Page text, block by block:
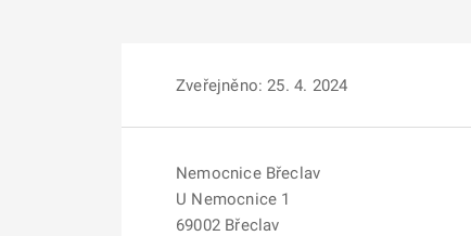
Zveřejněno: 25. 4. 2024
Nemocnice Břeclav
U Nemocnice 1
69002 Břeclav